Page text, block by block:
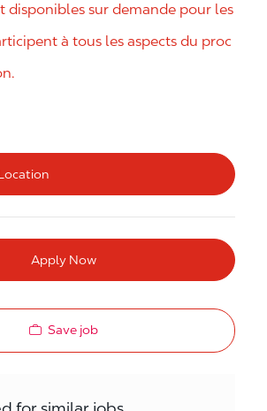
disponibles sur demande pour les
à tous les aspects du proc
Apply Now
Save job